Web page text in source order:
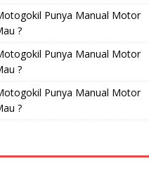
Punya Manual Motor
?
Punya Manual Motor
?
Punya Manual Motor
?